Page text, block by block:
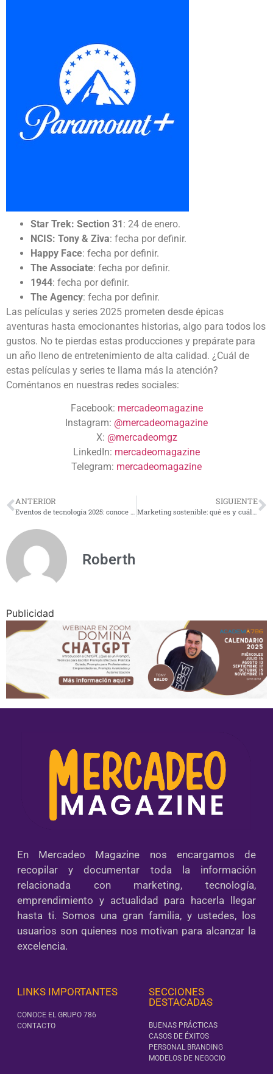
Star Trek: Section 31: 24 de enero.
NCIS: Tony & Ziva: fecha por definir.
Happy Face: fecha por definir.
The Associate: fecha por definir.
1944: fecha por definir.
The Agency: fecha por definir.
Las películas y series 2025 prometen desde épicas
aventuras hasta emocionantes historias, algo para todos los
gustos. No te pierdas estas producciones y prepárate para
un año lleno de entretenimiento de alta calidad. ¿Cuál de
estas películas y series te llama más la atención?
Coméntanos en nuestras redes sociales:
Facebook: mercadeomagazine
Instagram: @mercadeomagazine
X: @mercadeomgz
LinkedIn: mercadeomagazine
Telegram: mercadeomagazine
ANTERIOR SIGUIENTE
Roberth
Publicidad
En Mercadeo Magazine nos encargamos de
recopilar y documentar toda la información
relacionada con marketing, tecnología,
emprendimiento y actualidad para hacerla llegar
hasta ti. Somos una gran familia, y ustedes, los
usuarios son quienes nos motivan para alcanzar la
excelencia.
LINKS IMPORTANTES
CONOCE EL GRUPO 786
CONTACTO
SECCIONES
DESTACADAS
BUENAS PRÁCTICAS
CASOS DE ÉXITOS
PERSONAL BRANDING
MODELOS DE NEGOCIO